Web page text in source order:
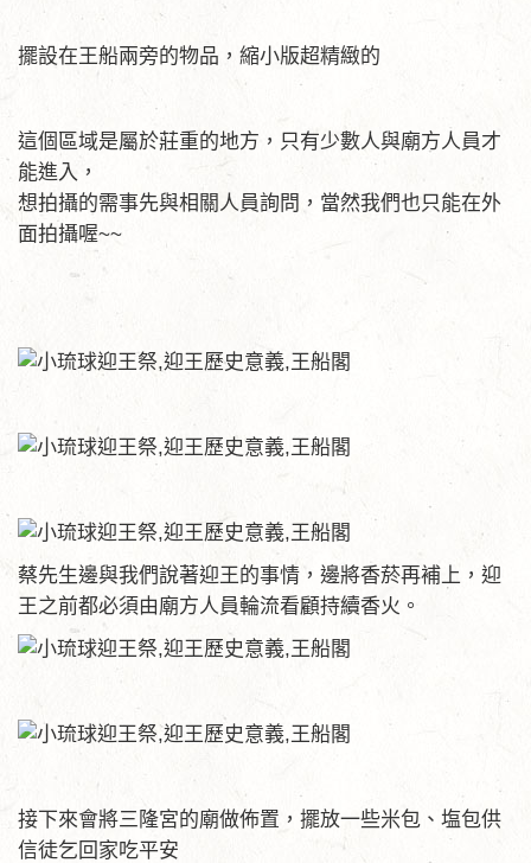
擺設在王船兩旁的物品，縮小版超精緻的
這個區域是屬於莊重的地方，只有少數人與廟方人員才
能進入，
想拍攝的需事先與相關人員詢問，當然我們也只能在外
面拍攝喔~~
蔡先生邊與我們說著迎王的事情，邊將香菸再補上，迎
王之前都必須由廟方人員輪流看顧持續香火。
接下來會將三隆宮的廟做佈置，擺放一些米包、塩包供
信徒乞回家吃平安